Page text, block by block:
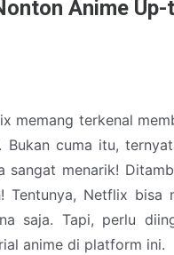
Anime
memang terkenal
Bukan cuma itu,
sangat menarik!
Tentunya, Netflix
saja. Tapi, perlu
anime di platform ini.